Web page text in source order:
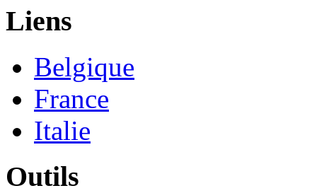
Liens
Belgique
France
Italie
Outils